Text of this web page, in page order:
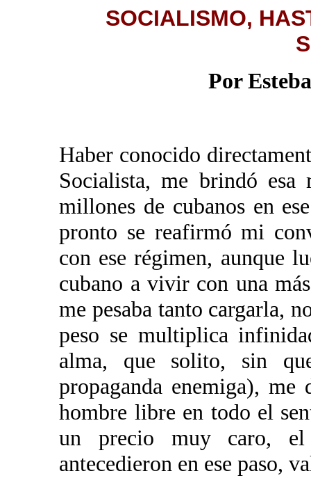
SOCIALISMO,
Por
Haber conocido
Socialista, me brindó esa
millones de cubanos en
pronto se reafirmó mi
con ese régimen, aunque
cubano a vivir con una
me pesaba tanto cargarla,
peso se multiplica
alma, que solito, sin
propaganda enemiga),
hombre libre en todo el
un precio muy caro,
antecedieron en ese paso,